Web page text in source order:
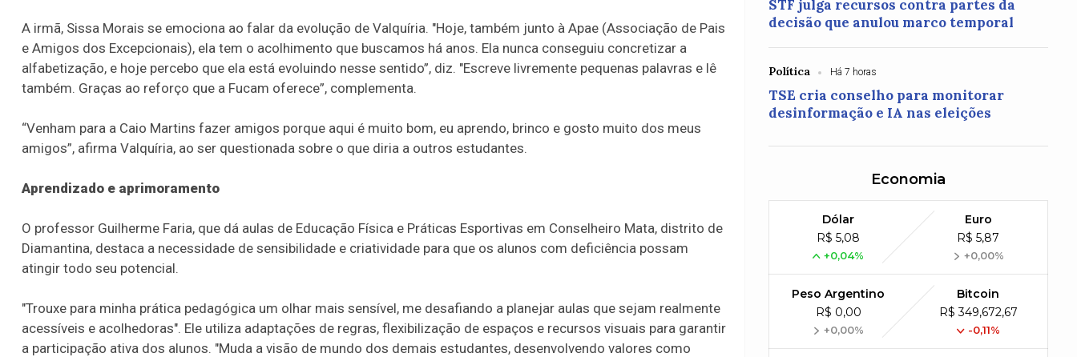
A irmã, Sissa Morais se emociona ao falar da evolução de Valquíria. "Hoje, também junto à Apae (Associação de Pais
e Amigos dos Excepcionais), ela tem o acolhimento que buscamos há anos. Ela nunca conseguiu concretizar a
alfabetização, e hoje percebo que ela está evoluindo nesse sentido”, diz. "Escreve livremente pequenas palavras e lê
também. Graças ao reforço que a Fucam oferece”, complementa.
“Venham para a Caio Martins fazer amigos porque aqui é muito bom, eu aprendo, brinco e gosto muito dos meus
amigos”, afirma Valquíria, ao ser questionada sobre o que diria a outros estudantes.
Aprendizado e aprimoramento
O professor Guilherme Faria, que dá aulas de Educação Física e Práticas Esportivas em Conselheiro Mata, distrito de
Diamantina, destaca a necessidade de sensibilidade e criatividade para que os alunos com deficiência possam
atingir todo seu potencial.
"Trouxe para minha prática pedagógica um olhar mais sensível, me desafiando a planejar aulas que sejam realmente
acessíveis e acolhedoras". Ele utiliza adaptações de regras, flexibilização de espaços e recursos visuais para garantir
a participação ativa dos alunos. "Muda a visão de mundo dos demais estudantes, desenvolvendo valores como
STF julga recursos contra partes da
decisão que anulou marco temporal
Política Há 7 horas
TSE cria conselho para monitorar
desinformação e IA nas eleições
Economia
Dólar
R$ 5,08
+0,04%
Euro
R$ 5,87
+0,00%
Peso Argentino
R$ 0,00
+0,00%
Bitcoin
R$ 349,672,67
-0,11%